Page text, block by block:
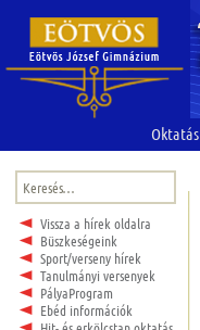
Oktatás
Keresés:
Vissza a hírek oldalra
Büszkeségeink
Sport/verseny hírek
Tanulmányi versenyek
PályaProgram
Ebéd információk